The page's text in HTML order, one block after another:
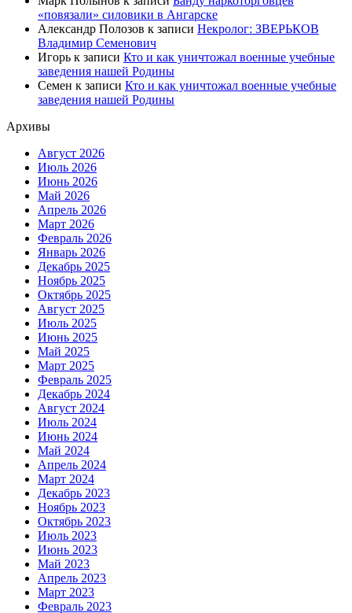
«повязали» силовики в Ангарске
Александр Полозов к записи Некролог: ЗВЕРЬКОВ
Владимир Семенович
Игорь к записи Кто и как уничтожал военные учебные
заведения нашей Родины
Семен к записи Кто и как уничтожал военные учебные
заведения нашей Родины
Архивы
Август 2026
Июль 2026
Июнь 2026
Май 2026
Апрель 2026
Март 2026
Февраль 2026
Январь 2026
Декабрь 2025
Ноябрь 2025
Октябрь 2025
Август 2025
Июль 2025
Июнь 2025
Май 2025
Март 2025
Февраль 2025
Декабрь 2024
Август 2024
Июль 2024
Июнь 2024
Май 2024
Апрель 2024
Март 2024
Декабрь 2023
Ноябрь 2023
Октябрь 2023
Июль 2023
Июнь 2023
Май 2023
Апрель 2023
Март 2023
Февраль 2023